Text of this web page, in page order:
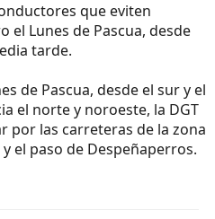
que eviten
el Lunes de Pascua, desde
tarde.
de Pascua, desde el sur y el
el norte y noroeste, la DGT
por las carreteras de la zona
el paso de Despeñaperros.